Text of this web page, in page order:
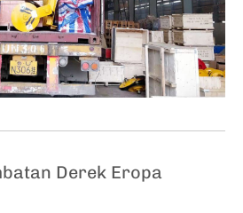
Derek Eropa